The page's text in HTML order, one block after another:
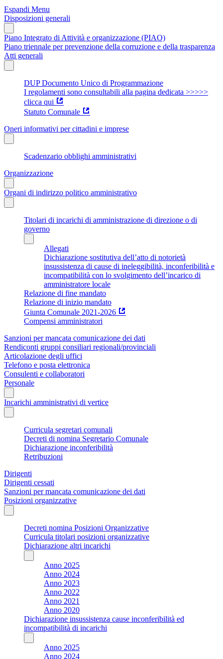
Espandi Menu
Disposizioni generali
Piano Integrato di Attività e organizzazione (PIAO)
Piano triennale per prevenzione della corruzione e della trasparenza
Atti generali
DUP Documento Unico di Programmazione
I regolamenti sono consultabili alla pagina dedicata >>>>>
clicca qui
Statuto Comunale
Oneri informativi per cittadini e imprese
Scadenzario obblighi amministrativi
Organizzazione
Organi di indirizzo politico amministrativo
Titolari di incarichi di amministrazione di direzione o di
governo
Allegati
Dichiarazione sostitutiva dell’atto di notorietà
insussistenza di cause di ineleggibilità, inconferibilità e
incompatibilità con lo svolgimento dell’incarico di
amministratore locale
Relazione di fine mandato
Relazione di inizio mandato
Giunta Comunale 2021-2026
Compensi amministratori
Sanzioni per mancata comunicazione dei dati
Rendiconti gruppi consiliari regionali/provinciali
Articolazione degli uffici
Telefono e posta elettronica
Consulenti e collaboratori
Personale
Incarichi amministrativi di vertice
Curricula segretari comunali
Decreti di nomina Segretario Comunale
Dichiarazione inconferibilità
Retribuzioni
Dirigenti
Dirigenti cessati
Sanzioni per mancata comunicazione dei dati
Posizioni organizzative
Decreti nomina Posizioni Organizzative
Curricula titolari posizioni organizzative
Dichiarazione altri incarichi
Anno 2025
Anno 2024
Anno 2023
Anno 2022
Anno 2021
Anno 2020
Dichiarazione insussistenza cause inconferibilità ed
incompatibilità di incarichi
Anno 2025
Anno 2024